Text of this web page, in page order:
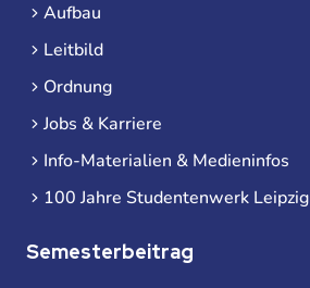
Aufbau
Leitbild
Ordnung
Jobs & Karriere
Info-Materialien & Medieninfos
100 Jahre Studentenwerk Leipzig
Semesterbeitrag